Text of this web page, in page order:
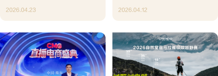
2026.04.23 2026.04.12